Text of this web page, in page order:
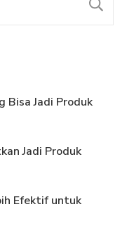
Bisa Jadi Produk
Jadi Produk
Efektif untuk